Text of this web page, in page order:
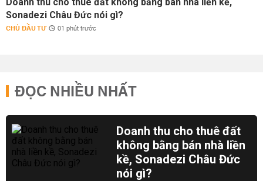
Sonadezi Châu Đức nói gì?
CHỦ ĐẦU TƯ 01 phút trước
ĐỌC NHIỀU NHẤT
Doanh thu cho thuê đất
không bằng bán nhà liền
kề, Sonadezi Châu Đức
nói gì?